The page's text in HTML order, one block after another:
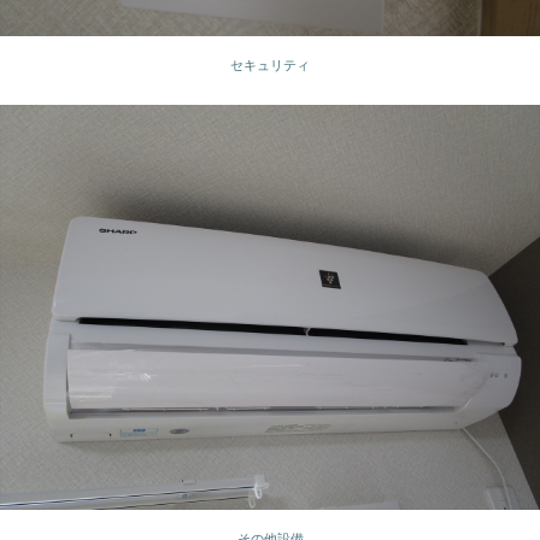
セキュリティ